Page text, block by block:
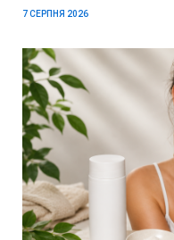
7 СЕРПНЯ 2026